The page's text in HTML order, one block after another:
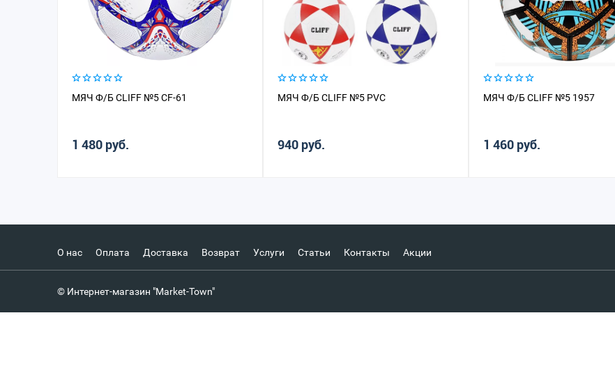
МЯЧ Ф/Б CLIFF №5 CF-61
1 480 руб.
МЯЧ Ф/Б CLIFF №5 PVC
940 руб.
МЯЧ Ф/Б CLIFF №5 1957
1 460 руб.
О нас Оплата Доставка Возврат Услуги Статьи Контакты Акции
© Интернет-магазин "Market-Town"